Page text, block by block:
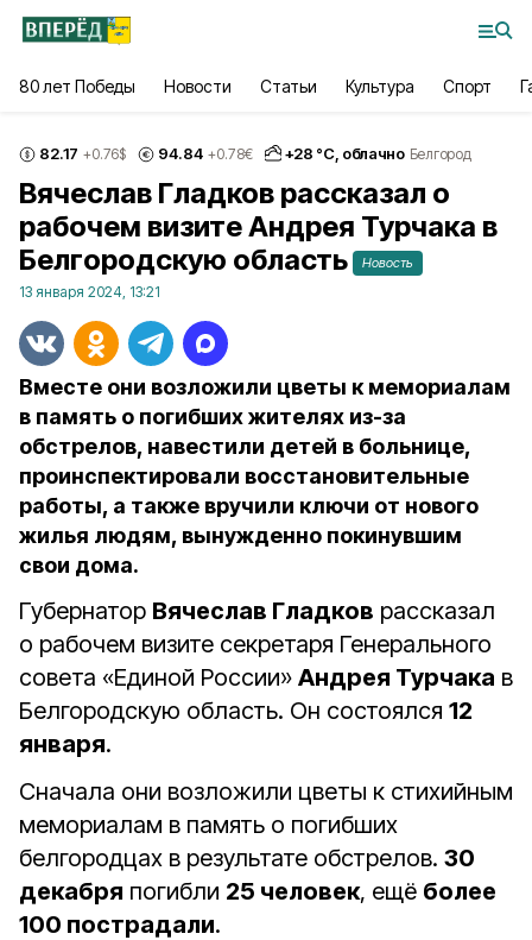
80 лет Победы Новости Статьи Культура Спорт
82.17 +0.76$ 94.84 +0.78€ +28 °С, облачно Белгород
Вячеслав Гладков рассказал о
рабочем визите Андрея Турчака в
Белгородскую область
Новость
13 января 2024, 13:21
Вместе они возложили цветы к мемориалам
в память о погибших жителях из-за
обстрелов, навестили детей в больнице,
проинспектировали восстановительные
работы, а также вручили ключи от нового
жилья людям, вынужденно покинувшим
свои дома.
Губернатор Вячеслав Гладков рассказал
о рабочем визите секретаря Генерального
совета «Единой России» Андрея Турчака в
Белгородскую область. Он состоялся 12
января.
Сначала они возложили цветы к стихийным
мемориалам в память о погибших
белгородцах в результате обстрелов. 30
декабря погибли 25 человек, ещё более
100 пострадали.